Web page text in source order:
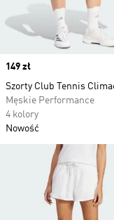
Price
149 zł
Szorty Club Tennis
Męskie Performance
4 kolory
Nowość